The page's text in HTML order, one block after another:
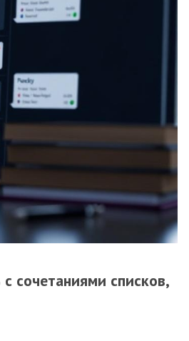
сочетаниями списков,